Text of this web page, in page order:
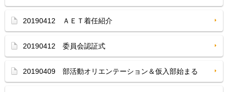
20190412 ＡＥＴ着任紹介
20190412 委員会認証式
20190409 部活動オリエンテーション＆仮入部始まる